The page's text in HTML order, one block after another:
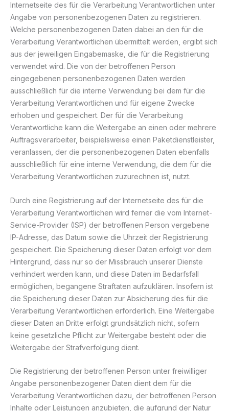
Internetseite des für die Verarbeitung Verantwortlichen unter
Angabe von personenbezogenen Daten zu registrieren.
Welche personenbezogenen Daten dabei an den für die
Verarbeitung Verantwortlichen übermittelt werden, ergibt sich
aus der jeweiligen Eingabemaske, die für die Registrierung
verwendet wird. Die von der betroffenen Person
eingegebenen personenbezogenen Daten werden
ausschließlich für die interne Verwendung bei dem für die
Verarbeitung Verantwortlichen und für eigene Zwecke
erhoben und gespeichert. Der für die Verarbeitung
Verantwortliche kann die Weitergabe an einen oder mehrere
Auftragsverarbeiter, beispielsweise einen Paketdienstleister,
veranlassen, der die personenbezogenen Daten ebenfalls
ausschließlich für eine interne Verwendung, die dem für die
Verarbeitung Verantwortlichen zuzurechnen ist, nutzt.
Durch eine Registrierung auf der Internetseite des für die
Verarbeitung Verantwortlichen wird ferner die vom Internet-
Service-Provider (ISP) der betroffenen Person vergebene
IP-Adresse, das Datum sowie die Uhrzeit der Registrierung
gespeichert. Die Speicherung dieser Daten erfolgt vor dem
Hintergrund, dass nur so der Missbrauch unserer Dienste
verhindert werden kann, und diese Daten im Bedarfsfall
ermöglichen, begangene Straftaten aufzuklären. Insofern ist
die Speicherung dieser Daten zur Absicherung des für die
Verarbeitung Verantwortlichen erforderlich. Eine Weitergabe
dieser Daten an Dritte erfolgt grundsätzlich nicht, sofern
keine gesetzliche Pflicht zur Weitergabe besteht oder die
Weitergabe der Strafverfolgung dient.
Die Registrierung der betroffenen Person unter freiwilliger
Angabe personenbezogener Daten dient dem für die
Verarbeitung Verantwortlichen dazu, der betroffenen Person
Inhalte oder Leistungen anzubieten, die aufgrund der Natur